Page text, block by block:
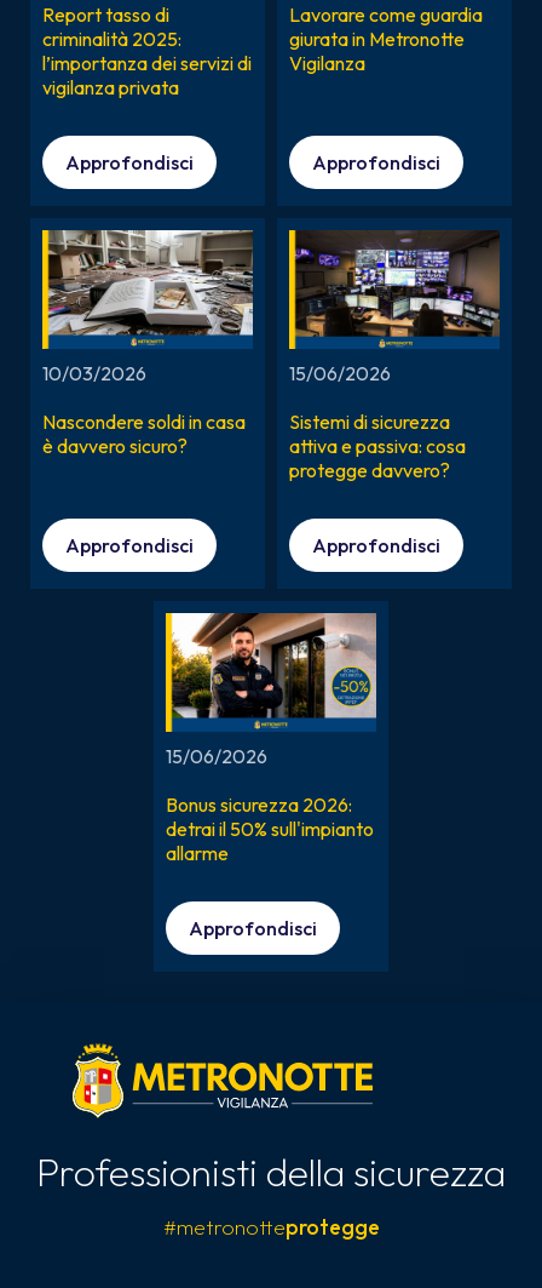
Report tasso di
criminalità 2025:
l’importanza dei servizi di
vigilanza privata
Approfondisci
Lavorare come guardia
giurata in Metronotte
Vigilanza
Approfondisci
10/03/2026
Nascondere soldi in casa
è davvero sicuro?
Approfondisci
15/06/2026
Sistemi di sicurezza
attiva e passiva: cosa
protegge davvero?
Approfondisci
15/06/2026
Bonus sicurezza 2026:
detrai il 50% sull'impianto
allarme
Approfondisci
Professionisti della sicurezza
#metronotteprotegge